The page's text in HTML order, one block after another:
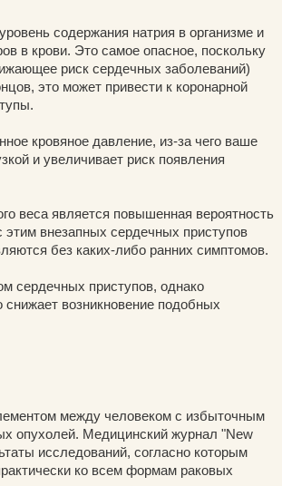
содержания натрия в организме и
в крови. Это самое опасное, поскольку
риск сердечных заболеваний)
это может привести к коронарной
кровяное давление, из-за чего ваше
и увеличивает риск появления
веса является повышенная вероятность
этим внезапных сердечных приступов
без каких-либо ранних симптомов.
сердечных приступов, однако
возникновение подобных
между человеком с избыточным
опухолей. Медицинский журнал "New
исследований, согласно которым
ко всем формам раковых